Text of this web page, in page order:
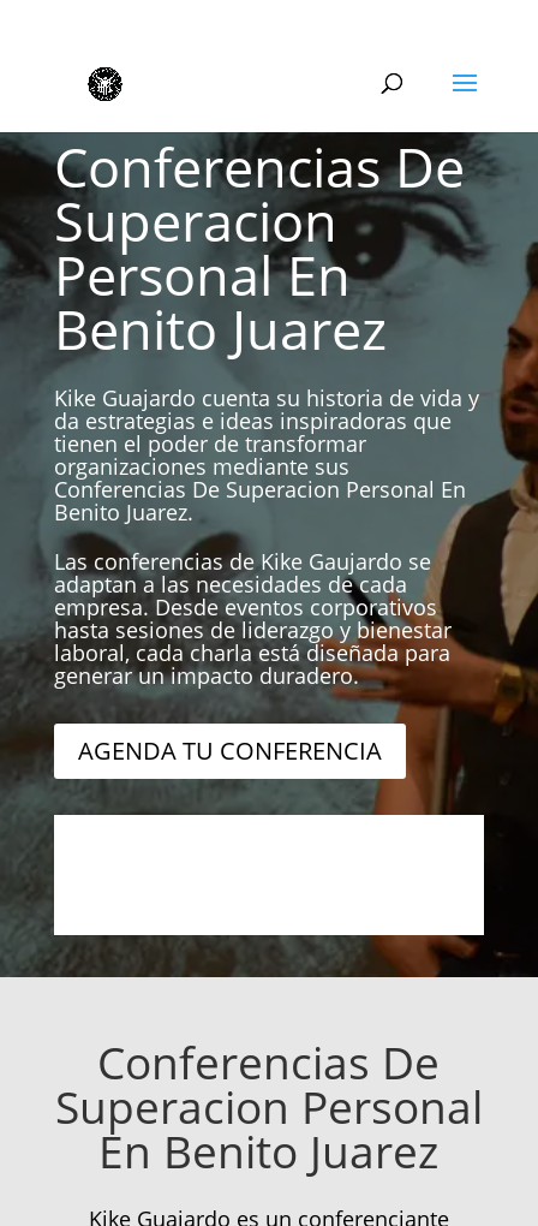
Conferencias De
Superacion
Personal En
Benito Juarez
Kike Guajardo cuenta su historia de vida y
da estrategias e ideas inspiradoras que
tienen el poder de transformar
organizaciones mediante sus
Conferencias De Superacion Personal En
Benito Juarez.
Las conferencias de Kike Gaujardo se
adaptan a las necesidades de cada
empresa. Desde eventos corporativos
hasta sesiones de liderazgo y bienestar
laboral, cada charla está diseñada para
generar un impacto duradero.
AGENDA TU CONFERENCIA
Conferencias De
Superacion Personal
En Benito Juarez
Kike Guajardo es un conferenciante